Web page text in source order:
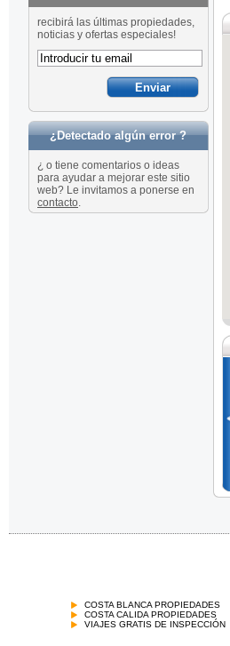
recibirá las últimas propiedades,
noticias y ofertas especiales!
¿Detectado algún error ?
¿ o tiene comentarios o ideas
para ayudar a mejorar este sitio
web? Le invitamos a ponerse en
contacto.
COSTA BLANCA PROPIEDADES
COSTA CALIDA PROPIEDADES
VIAJES GRATIS DE INSPECCIÓN